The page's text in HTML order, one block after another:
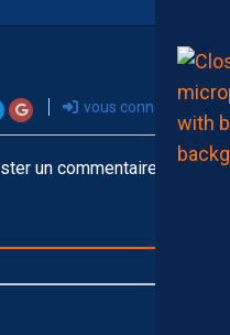
vous connecter
un commentaire